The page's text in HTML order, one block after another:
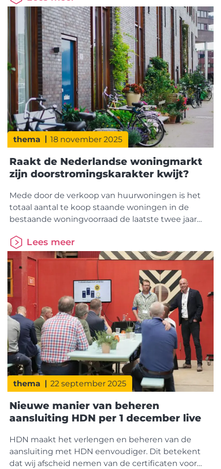
keten. StakeholdersessieTijdens de HDN-
stakeholdersessie stond inspiratie uit het
buitenland centraal. Pia Tverin (CEO Nordea
Hypotek) en Mathilda Muhrbeck (Head of Product)
van
thema 18 november 2025
Raakt de Nederlandse woningmarkt
zijn doorstromingskarakter kwijt?
Mede door de verkoop van huurwoningen is het
totaal aantal te koop staande woningen in de
bestaande woningvoorraad de laatste twee jaar
appartementen en woningen in het minder dure
prijssegment. In de nieuwbouwproductie wordt
de laatste jaren eveneens een grotere nadruk
gelegd op het bouwen van appartementen en
Lees meer
thema 22 september 2025
Nieuwe manier van beheren
aansluiting HDN per 1 december live
HDN maakt het verlengen en beheren van de
aansluiting met HDN eenvoudiger. Dit betekent
dat wij afscheid nemen van de certificaten voor